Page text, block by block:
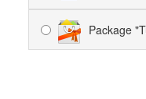
Package